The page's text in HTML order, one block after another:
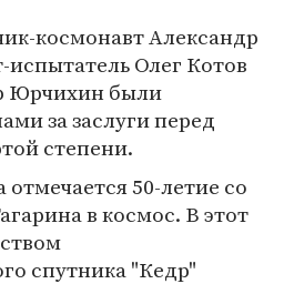
космонавт Александр
Олег Котов
Юрчихин были
за заслуги перед
степени.
отмечается 50-летие со
в космос. В этот
спутника "Кедр"